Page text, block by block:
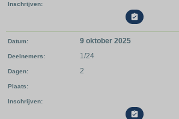
Inschrijven

Datum 9 oktober 2025
Deelnemers 1/24
Dagen 2
Plaats
Inschrijven
